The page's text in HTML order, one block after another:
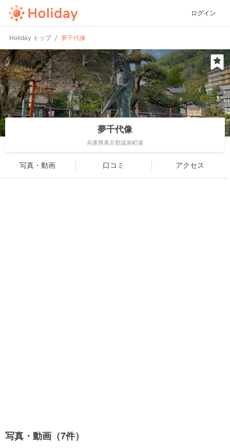
ログイン
Holiday トップ 夢千代像
夢千代像
兵庫県美方郡温泉町湯
写真・動画 口コミ アクセス
写真・動画（7件）